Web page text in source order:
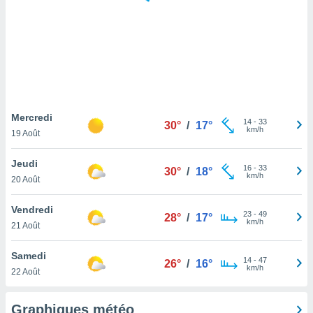
notre
que
et que
Mercredi
19 Août
30° / 17° 14- 33
km/h
Jeudi
20 Août
30° / 18° 16- 33
km/h
Vendredi
21 Août
28° / 17° 23- 49
km/h
Samedi
22 Août
26° / 16° 14- 47
km/h
Graphiques météo